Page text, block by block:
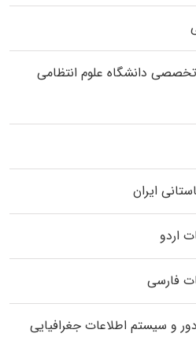
داﻧﺸﮕﺎه ﻋﻠﻮم انتظامی
ایران
اردو
فارسی
و سیستم اطلاعات جغرافیایی